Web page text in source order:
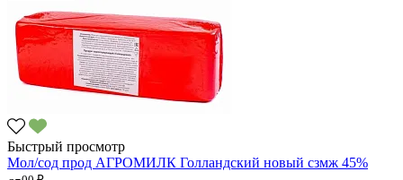
Быстрый просмотр
Мол/сод прод АГРОМИЛК Голландский новый сзмж 45%